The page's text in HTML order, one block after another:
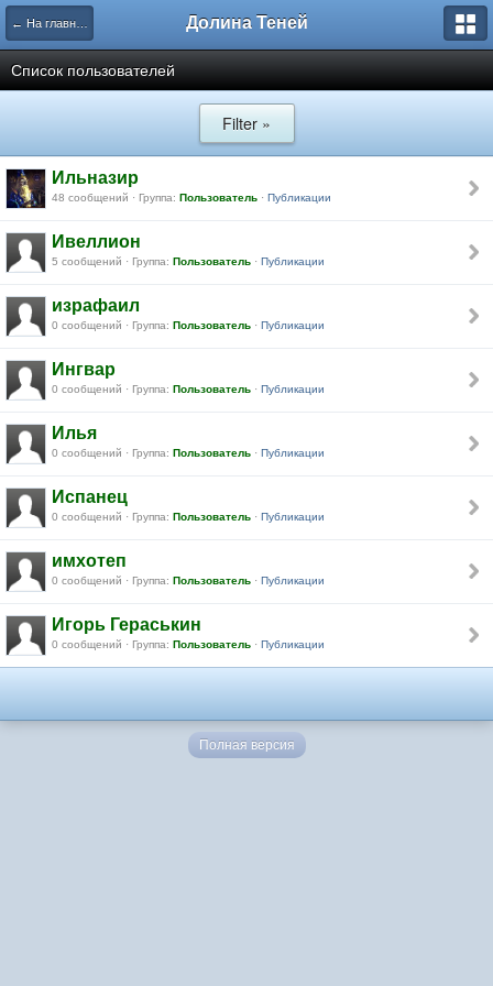
← На главную Долина Теней
Список пользователей
Filter »
Ильназир
48 сообщений · Группа: Пользователь · Публикации
Ивеллион
5 сообщений · Группа: Пользователь · Публикации
израфаил
0 сообщений · Группа: Пользователь · Публикации
Ингвар
0 сообщений · Группа: Пользователь · Публикации
Илья
0 сообщений · Группа: Пользователь · Публикации
Испанец
0 сообщений · Группа: Пользователь · Публикации
имхотеп
0 сообщений · Группа: Пользователь · Публикации
Игорь Гераськин
0 сообщений · Группа: Пользователь · Публикации
Полная версия